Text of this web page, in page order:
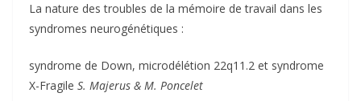
La nature des troubles de la mémoire de travail dans les
syndromes neurogénétiques :
syndrome de Down, microdélétion 22q11.2 et syndrome
X-Fragile S. Majerus & M. Poncelet